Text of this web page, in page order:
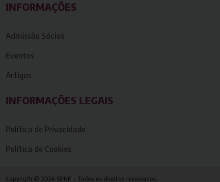
INFORMAÇÕES
Admissão Sócios
Eventos
Artigos
INFORMAÇÕES LEGAIS
Política de Privacidade
Política de Cookies
Copyrigth © 2026 SPNP - Todos os direitos reservados.